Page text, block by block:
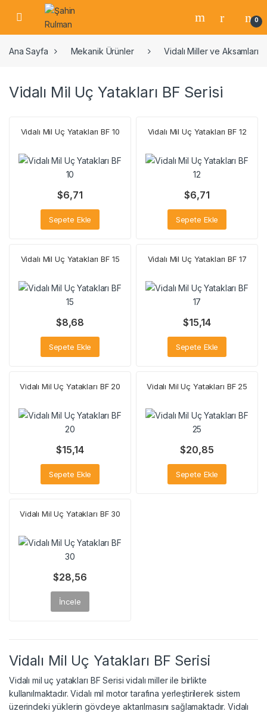
0
Ana Sayfa Mekanik Ürünler Vidalı Miller ve Aksamları
Vidalı Mil Uç Yatakları BF Serisi
Vidalı Mil Uç Yatakları BF 10
$6,71
Sepete Ekle
Vidalı Mil Uç Yatakları BF 12
$6,71
Sepete Ekle
Vidalı Mil Uç Yatakları BF 15
$8,68
Sepete Ekle
Vidalı Mil Uç Yatakları BF 17
$15,14
Sepete Ekle
Vidalı Mil Uç Yatakları BF 20
$15,14
Sepete Ekle
Vidalı Mil Uç Yatakları BF 25
$20,85
Sepete Ekle
Vidalı Mil Uç Yatakları BF 30
$28,56
İncele
Vidalı Mil Uç Yatakları BF Serisi
Vidalı mil uç yatakları BF Serisi vidalı miller ile birlikte
kullanılmaktadır. Vidalı mil motor tarafına yerleştirilerek sistem
üzerindeki yüklerin gövdeye aktarılmasını sağlamaktadır. Vidalı